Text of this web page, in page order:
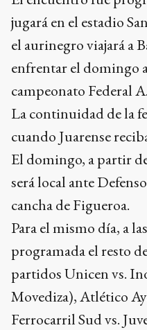
jugará en el estadio
el aurinegro viajará a
enfrentar el domingo
campeonato Federal A.
La continuidad de la
cuando Juarense
El domingo, a partir
será local ante
cancha de Figueroa.
Para el mismo día, a
programada el resto
partidos Unicen vs.
Movediza), Atlético
Ferrocarril Sud vs.